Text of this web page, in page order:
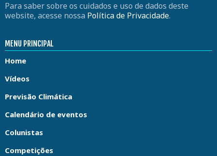
Para saber sobre os cuidados e uso de dados deste
website, acesse nossa Política de Privacidade.
MENU PRINCIPAL
Home
Vídeos
Previsão Climática
Calendário de eventos
Colunistas
Competições